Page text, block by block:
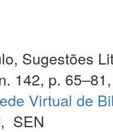
Sugestões
142, p.
Virtual de
, SEN